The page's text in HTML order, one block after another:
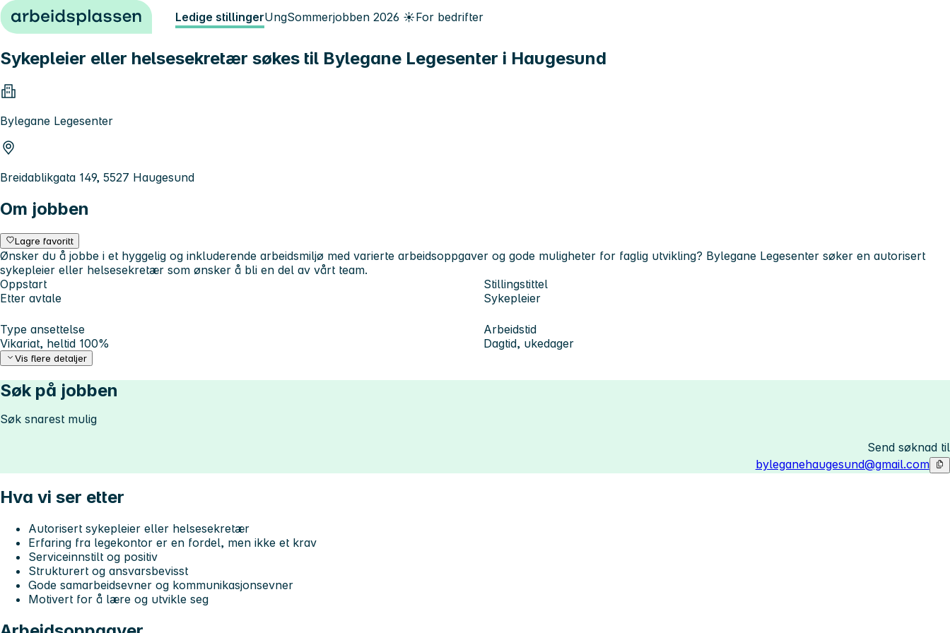
Hopp til innhold Ledige stillingerUngSommerjobben 2026 ☀️For bedrifter
Sykepleier eller helsesekretær søkes til Bylegane Legesenter i Haugesund
Bylegane Legesenter
Breidablikgata 149, 5527 Haugesund
Om jobben
Lagre favoritt
Ønsker du å jobbe i et hyggelig og inkluderende arbeidsmiljø med varierte arbeidsoppgaver og gode muligheter for faglig utvikling? Bylegane Legesenter søker en autorisert
sykepleier eller helsesekretær som ønsker å bli en del av vårt team.
Oppstart
Etter avtale
Stillingstittel
Sykepleier
Type ansettelse
Vikariat, heltid 100%
Arbeidstid
Dagtid, ukedager
Vis flere detaljer
Søk på jobben
Søk snarest mulig
Send søknad til
byleganehaugesund@gmail.com
Hva vi ser etter
Autorisert sykepleier eller helsesekretær
Erfaring fra legekontor er en fordel, men ikke et krav
Serviceinnstilt og positiv
Strukturert og ansvarsbevisst
Gode samarbeidsevner og kommunikasjonsevner
Motivert for å lære og utvikle seg